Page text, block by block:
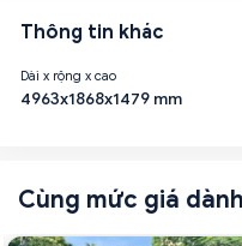
Thông tin khác
Dài x rộng x cao
4963x1868x1479 mm
Cùng mức giá